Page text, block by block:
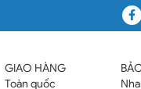
GIAO HÀNG
Toàn quốc